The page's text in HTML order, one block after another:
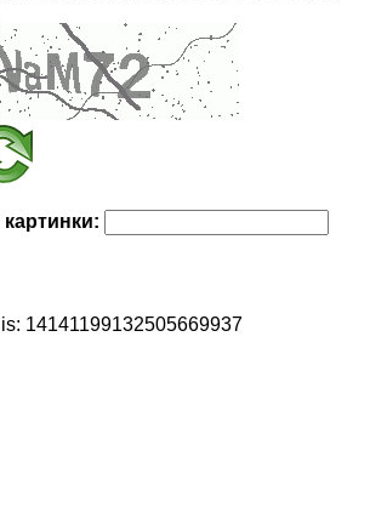
14141199132505669937